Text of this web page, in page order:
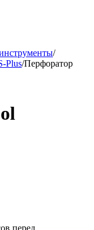
/
Plus/Перфоратор
перед